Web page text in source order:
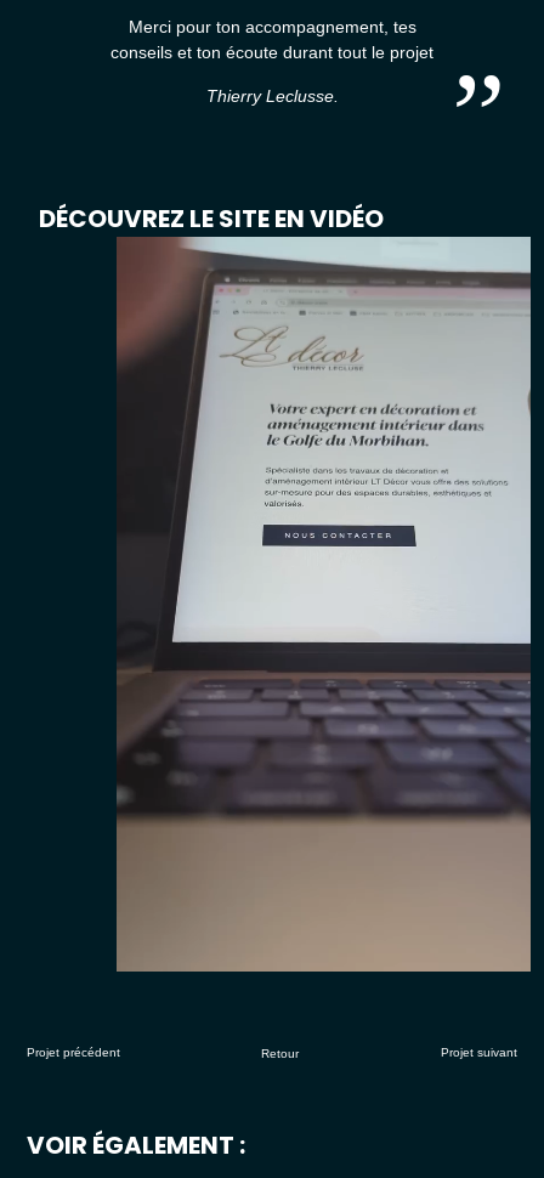
Merci pour ton accompagnement, tes
conseils et ton écoute durant tout le projet
Thierry Leclusse.
DÉCOUVREZ LE SITE EN VIDÉO
Projet suivant
Projet précédent Retour
VOIR ÉGALEMENT :